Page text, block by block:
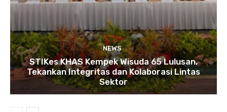
NEWS
STIKes KHAS Kempek Wisuda 65 Lulusan,
Tekankan Integritas dan Kolaborasi Lintas
Sektor